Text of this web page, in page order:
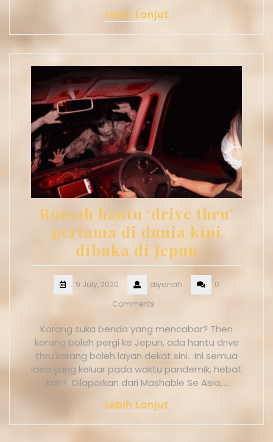
Lebih Lanjut
Rumah hantu ‘drive thru’
pertama di dunia kini
dibuka di Jepun
9 July, 2020 diyanah
0
Comments
Korang suka benda yang mencabar? Then
korang boleh pergi ke Jepun, ada hantu drive
thru korang boleh layan dekat sini. Ini semua
idea yang keluar pada waktu pandemik, hebat
kan? Dilaporkan dari Mashable Se Asia,…
Lebih Lanjut